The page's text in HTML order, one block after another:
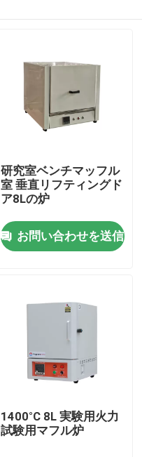
研究室ベンチマッフル
室 垂直リフティングド
ア8Lの炉
お問い合わせを送信
1400°C 8L 実験用火力
試験用マフル炉